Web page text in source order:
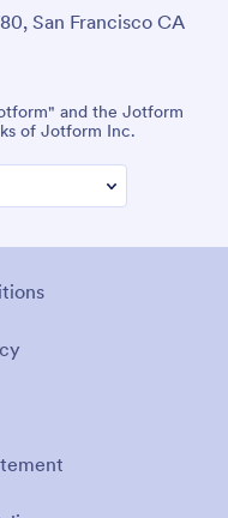
San Francisco CA
and the Jotform
of Jotform Inc.